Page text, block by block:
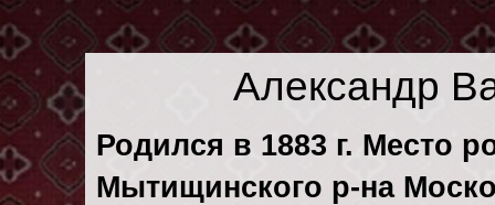
Александр
Родился в 1883 г. Место
Мытищинского р-на